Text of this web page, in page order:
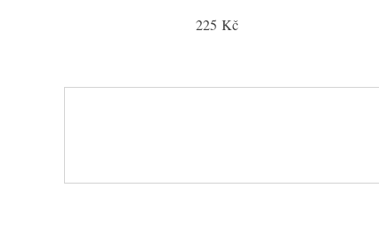
225 Kč